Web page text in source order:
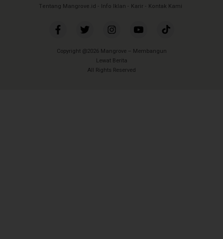
Tentang Mangrove.id
Info Iklan Karir Kontak Kami
Copyright @2026 Mangrove – Membangun
Lewat Berita
All Rights Reserved